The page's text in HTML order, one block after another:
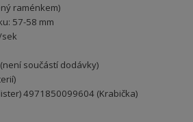
raménkem)
57-58 mm
součástí dodávky)
4971850099604 (Krabička)